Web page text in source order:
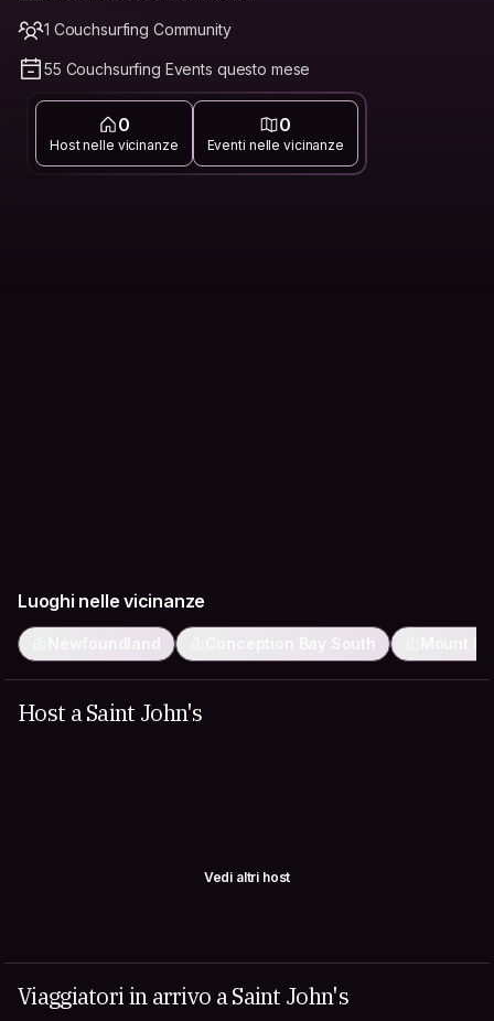
1 Couchsurfing Community
55 Couchsurfing Events questo mese
0
Host nelle vicinanze
0
Eventi nelle vicinanze
Luoghi nelle vicinanze
Newfoundland Conception Bay South
Host a Saint John's
Vedi altri host
Viaggiatori in arrivo a Saint John's